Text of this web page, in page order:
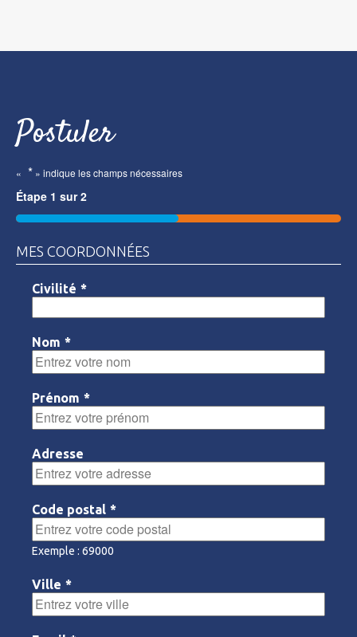
Postuler
« * » indique les champs nécessaires
Étape 1 sur2
50%
MES COORDONNÉES
Civilité *
Nom *
Prénom *
Adresse
Code postal *
Exemple : 69000
Ville *